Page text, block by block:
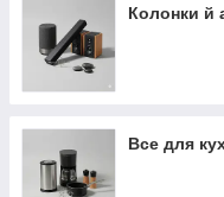
Колонки й
Все для